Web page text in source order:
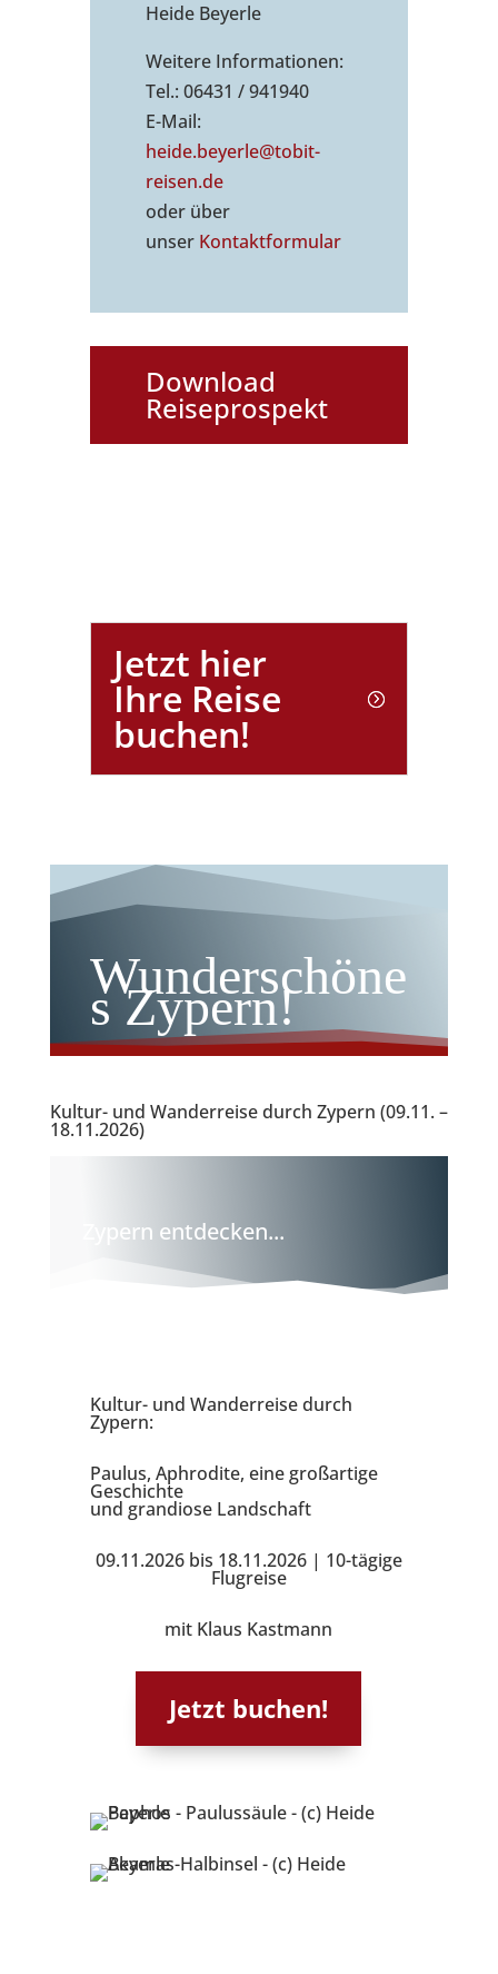
Heide Beyerle
Weitere Informationen:
Tel.: 06431 / 941940
E-Mail:
heide.beyerle@tobit-
reisen.de
oder über
unser Kontaktformular
Download
Reiseprospekt
Jetzt hier
Ihre Reise
buchen!
Wunderschöne
s Zypern!
Kultur- und Wanderreise durch Zypern (09.11. –
18.11.2026)
Zypern entdecken...
Kultur- und Wanderreise durch
Zypern:
Paulus, Aphrodite, eine großartige
Geschichte
und grandiose Landschaft
09.11.2026 bis 18.11.2026 | 10-tägige
Flugreise
mit Klaus Kastmann
Jetzt buchen!